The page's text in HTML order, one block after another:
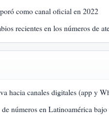
como canal oficial en 2022
recientes en los números de
hacia canales digitales (app y
números en Latinoamérica